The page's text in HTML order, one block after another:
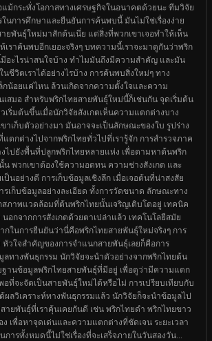
แม้กระทั่งโอกาสทางเศรษฐกิจในอนาคตด้วยนะ ทีมวิจัย
นการศึกษาและยืนยันการค้นพบนี้ มันไม่ใช่เรื่องง่าย
ายพันธุ์ใหม่มาสักต้นเนี่ย แต่สิ่งที่พวกเขาเจอทำให้เห็น
เราค้นพบอีกเยอะจริงๆ บทความนี้เราจะมาดูกันว่าพริก
อะไรน่าสนใจบ้าง ทำไมมันถึงมีความสำคัญ และมัน
ชีวิตเราได้อย่างไรบ้าง การค้นพบสิ่งใหม่ๆ ทาง
กน้อยแค่ไหน ล้วนเกิดจากความตั้งใจและความ
สมอ สำหรับพริกไทยสายพันธุ์ใหม่นี้ก็เช่นกัน จุดเริ่มต้น
เริ่มต้นขึ้นเมื่อนักวิจัยสังเกตเห็นความแตกต่างบาง
าเก็บตัวอย่างมา มันอาจจะเป็นลักษณะของใบ รูปร่าง
ตกต่างไปจากพริกไทยทั่วไปที่เรารู้จัก การสำรวจภาค
ไปยังพื้นที่ปลูกพริกไทยหลายแห่ง เพื่อตามหาต้นพริก
พวกเขาต้องใช้ความอดทน ความช่างสังเกต และ
ป็นอย่างดี การเก็บข้อมูลเชิงลึก เมื่อเจอต้นที่น่าสงสัย
เก็บข้อมูลอย่างละเอียด ทั้งการวัดขนาด ลักษณะทาง
ภาพแวดล้อมที่ต้นพริกไทยนั้นเจริญเติบโตอยู่ เทคนิค
อกจากการสังเกตด้วยตาเปล่าแล้ว เทคโนโลยีสมัย
ในการยืนยันว่านี่คือพริกไทยสายพันธุ์ใหม่จริงๆ การ
หัวใจสำคัญของการจำแนกสายพันธุ์เลยก็คือการ
ลทางพันธุกรรม นักวิจัยจะนำตัวอย่างจากพริกไทยต้น
ฐานข้อมูลพริกไทยสายพันธุ์ที่มีอยู่ เพื่อดูว่ามีความแตก
ที่จะจัดเป็นสายพันธุ์ใหม่ได้หรือไม่ การเปรียบเทียบกับ
ผลวิเคราะห์ทางพันธุกรรมแล้ว นักวิจัยก็จะนำข้อมูลไป
ายพันธุ์ที่เราคุ้นเคยกันดี เช่น พริกไทยดำ พริกไทยขาว
เพื่อหาจุดเด่นและความแตกต่างที่ชัดเจน ระยะเวลา
การทั้งหมดนี้ไม่ใช่เรื่องที่จะเสร็จภายในวันสองวัน...